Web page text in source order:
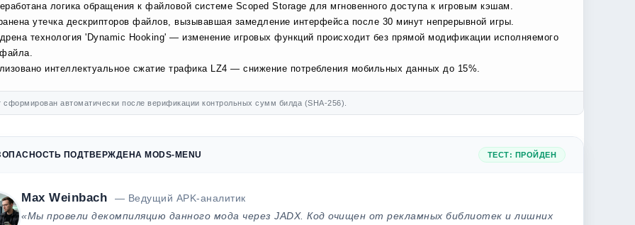
логика обращения к файловой системе Scoped Storage для мгновенного доступа к игровым кэшам.
утечка дескрипторов файлов, вызывавшая замедление интерфейса после 30 минут непрерывной игры.
технология 'Dynamic Hooking' — изменение игровых функций происходит без прямой модификации исполняемого
интеллектуальное сжатие трафика LZ4 — снижение потребления мобильных данных до 15%.
автоматически после верификации контрольных сумм билда (SHA-256).
ПОДТВЕРЖДЕНА MODS-MENU ТЕСТ: ПРОЙДЕН
Max Weinbach
— Ведущий APK-аналитик
«Мы провели декомпиляцию данного мода через JADX. Код очищен от рекламных библиотек и лишних